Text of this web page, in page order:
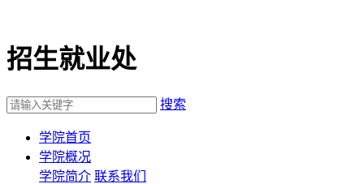
招生就业处
搜索
学院首页
学院概况
学院简介 联系我们